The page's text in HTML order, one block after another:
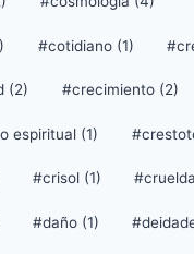
#cotidiano (1)
(2) #crecimiento (2)
espiritual (1)
#crisol (1)
#daño (1)